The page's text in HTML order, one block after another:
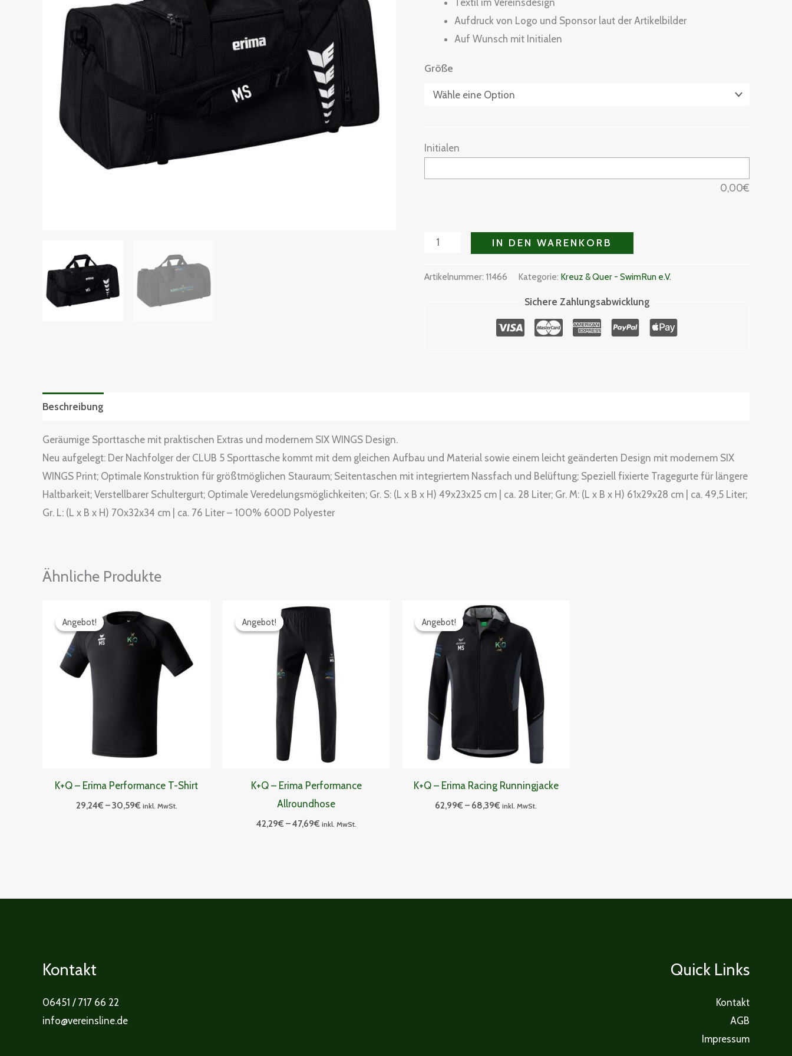
Aufdruck von Logo und Sponsor laut der Artikelbilder
Auf Wunsch mit Initialen
Größe
Initialen
0,00€
IN DEN WARENKORB
Artikelnummer: 11466 Kategorie: Kreuz & Quer - SwimRun e.V.
Sichere Zahlungsabwicklung
Beschreibung
Geräumige Sporttasche mit praktischen Extras und modernem SIX WINGS Design.
Neu aufgelegt: Der Nachfolger der CLUB 5 Sporttasche kommt mit dem gleichen Aufbau und Material sowie einem leicht geänderten Design mit modernem SIX
WINGS Print; Optimale Konstruktion für größtmöglichen Stauraum; Seitentaschen mit integriertem Nassfach und Belüftung; Speziell fixierte Tragegurte für längere
Haltbarkeit; Verstellbarer Schultergurt; Optimale Veredelungsmöglichkeiten; Gr. S: (L x B x H) 49x23x25 cm | ca. 28 Liter; Gr. M: (L x B x H) 61x29x28 cm | ca. 49,5 Liter;
Gr. L: (L x B x H) 70x32x34 cm | ca. 76 Liter – 100% 600D Polyester
Ähnliche Produkte
Angebot!
Angebot!
K+Q – Erima Performance T-Shirt
29,24€ –30,59€
29,24€
bis
30,59€
inkl. MwSt.
Angebot!
Angebot!
K+Q – Erima Performance
Allroundhose
42,29€ –47,69€
Preisspanne:
42,29€
bis
47,69€
inkl. MwSt.
Angebot!
Angebot!
K+Q – Erima Racing Runningjacke
62,99€ – 68,39€
Preisspanne:
62,99€
bis
68,39€
inkl. MwSt.
Kontakt
06451 / 717 66 22
info@vereinsline.de
Quick Links
Kontakt
AGB
Impressum